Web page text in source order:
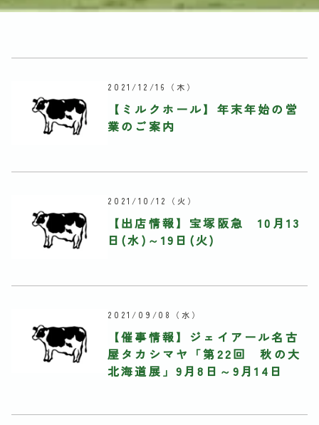
2021/12/16 （木）
【ミルクホール】年末年始の営
業のご案内
2021/10/12 （火）
【出店情報】宝塚阪急 10月13
日(水)～19日(火)
2021/09/08 （水）
【催事情報】ジェイアール名古
屋タカシマヤ「第22回 秋の大
北海道展」9月8日～9月14日